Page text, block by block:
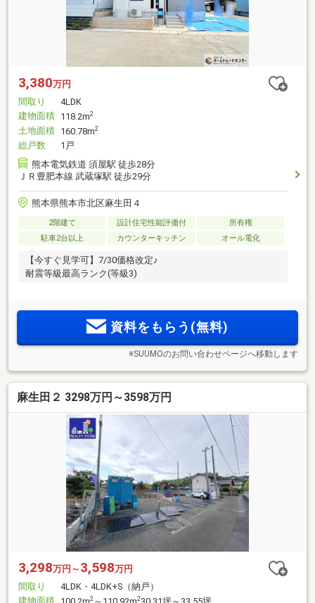
3,380万円
間取り
4LDK
建物面積 118.2m2
土地面積 160.78m2
総戸数
1戸
熊本電気鉄道 須屋駅 徒歩28分
ＪＲ豊肥本線 武蔵塚駅 徒歩29分
熊本県熊本市北区麻生田４
2階建て 設計住宅性能評価付
所有権
駐車2台以上
カウンターキッチン オール電化
【今すぐ見学可】7/30価格改定♪
耐震等級最高ランク(等級3)
資料をもらう(無料)
※SUUMOのお問い合わせページへ移動します
麻生田２ 3298万円～3598万円
3,298万円～ 3,598万円
間取り
4LDK・4LDK+S（納戸）
建物面積
2 2